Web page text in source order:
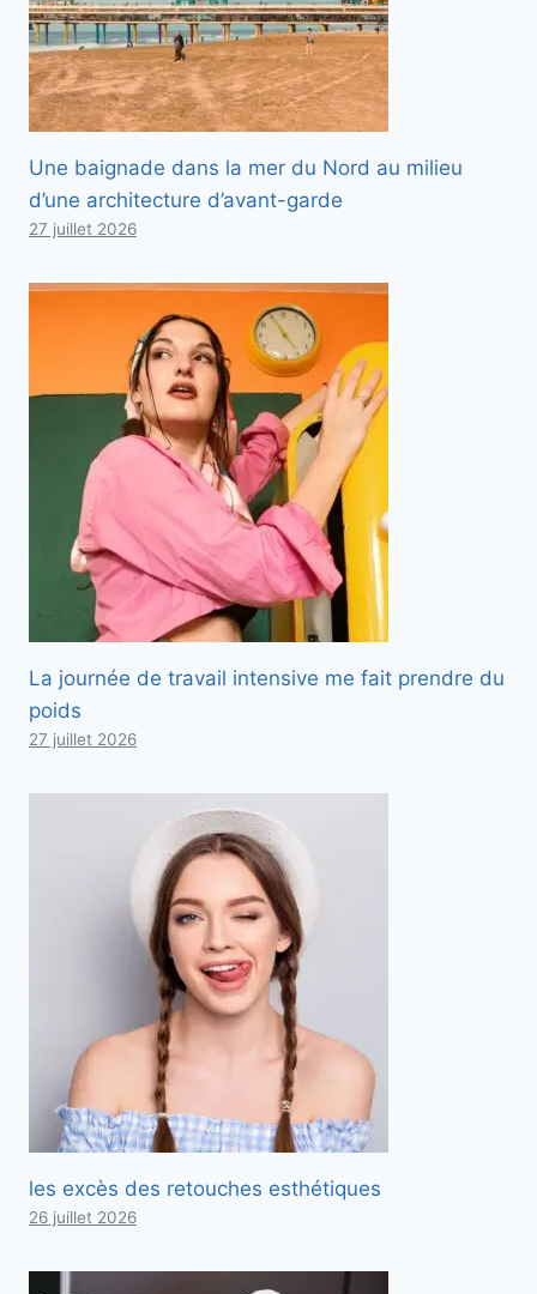
Une baignade dans la mer du Nord au milieu
d’une architecture d’avant-garde
27 juillet 2026
La journée de travail intensive me fait prendre du
poids
27 juillet 2026
les excès des retouches esthétiques
26 juillet 2026